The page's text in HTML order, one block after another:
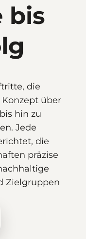
bis
die
über
hin zu
Jede
die
präzise
Zielgruppen